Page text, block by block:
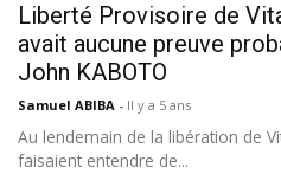
Liberté Provisoire de
avait aucune preuve
John KABOTO
Samuel ABIBA - Il y a 5 ans
Au lendemain de la libération de
faisaient entendre de...